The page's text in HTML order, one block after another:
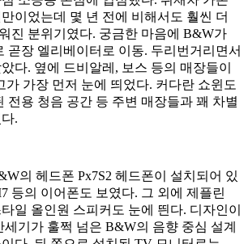
이었는데 몇 년 전에 비해서도 훨씬 더
진 분위기였다. 궁금한 마음에 B&W가
곧장 엘리베이터로 이동. 두리번거리면서
다. 옆에 드비알레, 보스 등의 매장들이
가 가장 먼저 눈에 띄었다. 커다란 쇼윈도
전용 청음 공간 등 주변 매장들과 꽤 차별
.
의 헤드폰 Px7S2 헤드폰이 설치되어 있
등의 이어폰도 보였다. 그 외에 제플린
일 올인원 스피커도 눈에 띈다. 디자인이
기가 훌쩍 넘은 B&W의 음향 중심 설계